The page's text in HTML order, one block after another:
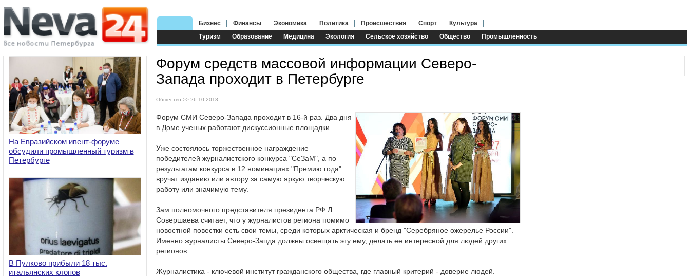
Туризм Образование Медицина Экология Сельское хозяйство Общество Промышленность
Бизнес Финансы Экономика Политика Происшествия Спорт Культура
На Евразийском ивент-форуме
обсудили промышленный туризм в
Петербурге
В Пулково прибыли 18 тыс.
итальянских клопов
Форум средств массовой информации Северо-
Запада проходит в Петербурге
Общество >> 26.10.2018
Форум СМИ Северо-Запада проходит в 16-й раз. Два дня
в Доме ученых работают дискуссионные площадки.
Уже состоялось торжественное награждение
победителей журналистского конкурса "СеЗаМ", а по
результатам конкурса в 12 номинациях "Премию года"
вручат изданию или автору за самую яркую творческую
работу или значимую тему.
Зам полномочного представителя президента РФ Л.
Совершаева считает, что у журналистов региона помимо
новостной повестки есть свои темы, среди которых арктическая и бренд "Серебряное ожерелье России".
Именно журналисты Северо-Запда должны освещать эту ему, делать ее интересной для людей других
регионов.
Журналистика - ключевой институт гражданского общества, где главный критерий - доверие людей.